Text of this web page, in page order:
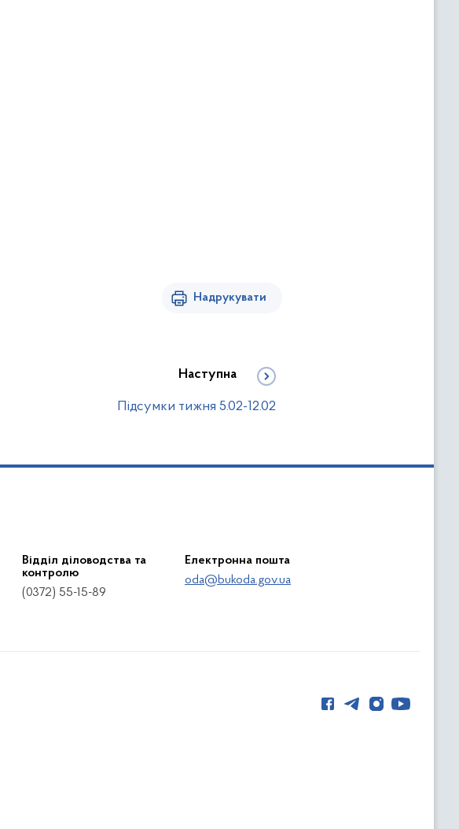
Надрукувати
Наступна
Підсумки тижня 5.02-12.02
Відділ діловодства та
контролю
(0372) 55-15-89
Електронна пошта
oda@bukoda.gov.ua